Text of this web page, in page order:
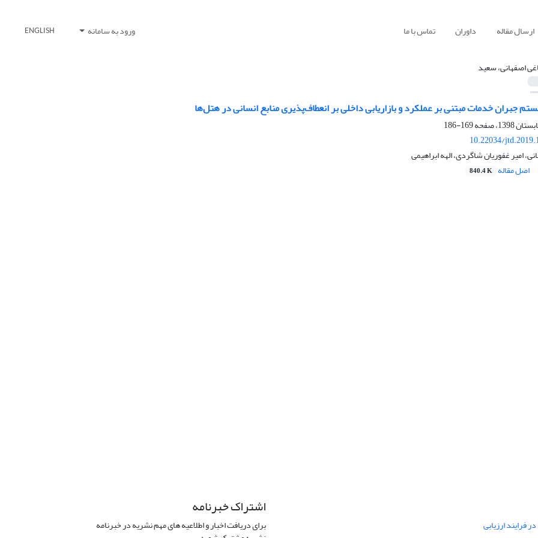
ارسال مقاله داوران تماس با ما ورود به سامانه ENGLISH
اصفهانی، سعید
جبران خدمات مبتنی بر عملکرد و بازاریابی داخلی بر انعطاف‌پذیری منابع انسانی در هتل‌ها
169-186
10.22034/
امیر غفوریان شاگردی، الهه ابراهیمی
اصل مقاله 840.4 K
فرایند ارزیابی
اشتراک خبرنامه
برای دریافت اخبار و اطلاعیه های مهم نشریه در خبرنامه